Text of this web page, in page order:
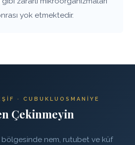
yok etmektedir.
· CUBUKLUOSMANIYE
Çekinmeyin
nem, rutubet ve küf